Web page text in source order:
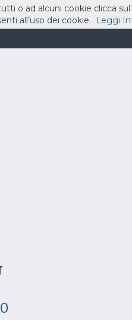
ASSISTENZA
o ad alcuni cookie clicca
all’uso dei cookie.
Leggi